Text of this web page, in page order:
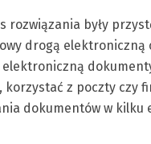
rozwiązania były
drogą elektroniczną
elektroniczną
z poczty czy
dokumentów w kilku